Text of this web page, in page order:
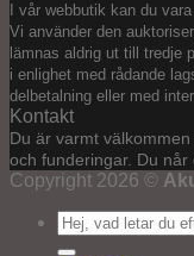
I vår webbutik kan du
Vi använder den
lämnas aldrig ut till tredje
i enlighet med rådande
delbetalning eller med
Kontakt
Du är varmt
och funderingar. Du når
Copyright 2026 ©
Sök
efter: